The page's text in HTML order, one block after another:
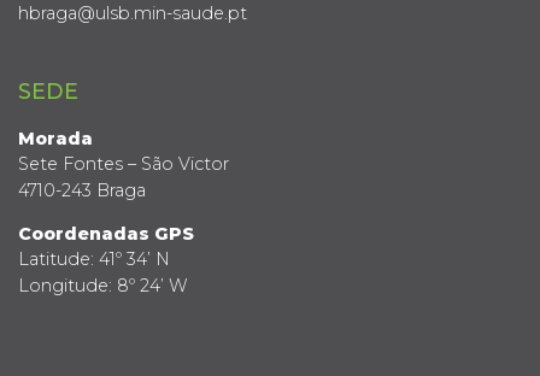
hbraga@ulsb.min-saude.pt
SEDE
Morada
Sete Fontes – São Victor
4710-243 Braga
Coordenadas GPS
Latitude: 41º 34’ N
Longitude: 8º 24’ W